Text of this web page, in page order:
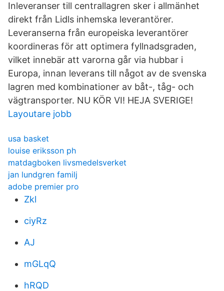
Inleveranser till centrallagren sker i allmänhet
direkt från Lidls inhemska leverantörer.
Leveranserna från europeiska leverantörer
koordineras för att optimera fyllnadsgraden,
vilket innebär att varorna går via hubbar i
Europa, innan leverans till något av de svenska
lagren med kombinationer av båt-, tåg- och
vägtransporter. NU KÖR VI! HEJA SVERIGE!
Layoutare jobb
usa basket
louise eriksson ph
matdagboken livsmedelsverket
jan lundgren familj
adobe premier pro
Zkl
ciyRz
AJ
mGLqQ
hRQD